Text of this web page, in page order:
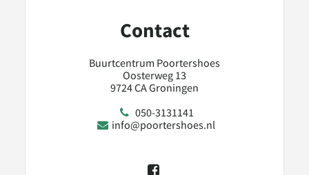
Contact
Buurtcentrum Poortershoes
Oosterweg 13
9724 CA Groningen
050-3131141
info@poortershoes.nl